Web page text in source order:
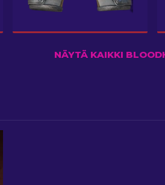
NÄYTÄ KAIKKI